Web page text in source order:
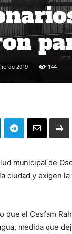
de 2019 144
municipal de
ciudad y exigen
que el Cesfam
medida que